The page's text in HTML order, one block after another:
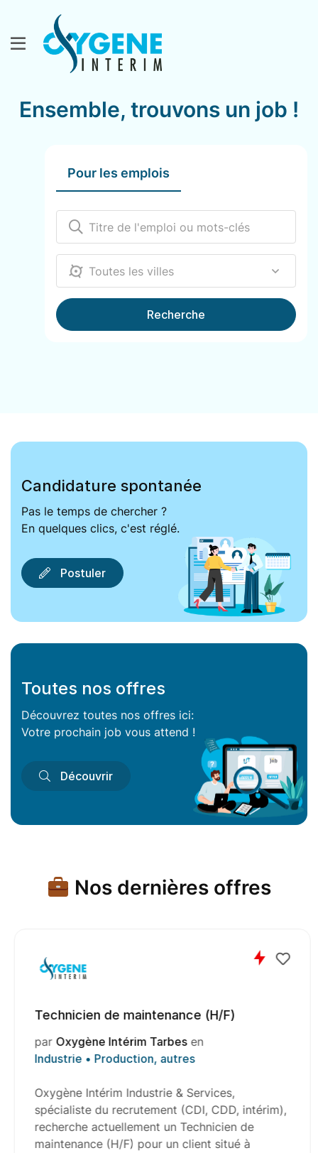
Ensemble, trouvons un job !
Pour les emplois
12000
Recherche
Candidature spontanée
Pas le temps de chercher ?
En quelques clics, c'est réglé.
Postuler
Toutes nos offres
Découvrez toutes nos offres ici:
Votre prochain job vous attend !
Découvrir
Nos dernières offres
Technicien de maintenance (H/F)
par Oxygène Intérim Tarbesen
Industrie • Production, autres
Oxygène Intérim Industrie & Services,
spécialiste du recrutement (CDI, CDD, intérim),
recherche actuellement un Technicien de
maintenance (H/F) pour un client situé à